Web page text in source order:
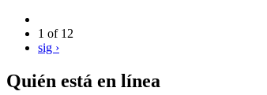
1 of 12
sig ›
Quién está en línea